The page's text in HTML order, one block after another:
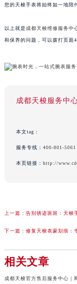
您的天梭手表将始终如一地陪
以上就是 成都天梭维修服务中
和保养的问题，可以拨打页面
成都天梭服务中
本文tag：
服务专线： 400-801-5061
本页链接： http://
上一篇： 告别锈迹斑斑：天梭
下一篇： 修复天梭表蒙划痕：
相关文章